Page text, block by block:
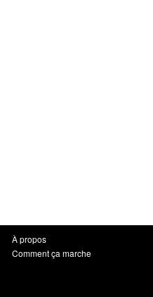
À propos
Comment ça marche